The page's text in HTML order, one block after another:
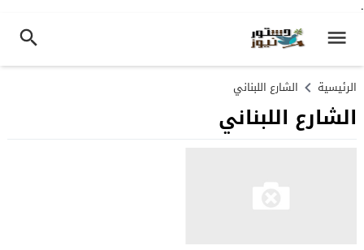
.
الرئيسية الشارع اللبناني
الشارع اللبناني